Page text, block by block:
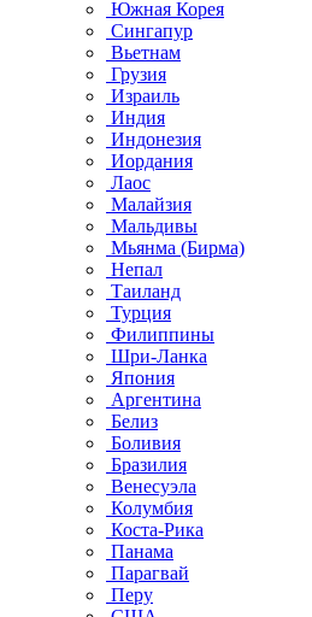
Южная Корея
Сингапур
Вьетнам
Грузия
Израиль
Индия
Индонезия
Иордания
Лаос
Малайзия
Мальдивы
Мьянма (Бирма)
Непал
Таиланд
Турция
Филиппины
Шри-Ланка
Япония
Аргентина
Белиз
Боливия
Бразилия
Венесуэла
Колумбия
Коста-Рика
Панама
Парагвай
Перу